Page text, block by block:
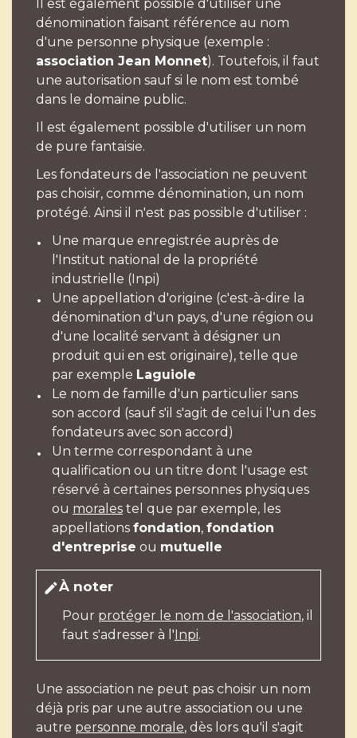
Il est également possible d'utiliser une
dénomination faisant référence au nom
d'une personne physique (exemple :
association Jean Monnet). Toutefois, il faut
une autorisation sauf si le nom est tombé
dans le domaine public.
Il est également possible d'utiliser un nom
de pure fantaisie.
Les fondateurs de l'association ne peuvent
pas choisir, comme dénomination, un nom
protégé. Ainsi il n'est pas possible d'utiliser :
Une marque enregistrée auprès de
l'Institut national de la propriété
industrielle (Inpi)
Une appellation d'origine (c'est-à-dire la
dénomination d'un pays, d'une région ou
d'une localité servant à désigner un
produit qui en est originaire), telle que
par exemple Laguiole
Le nom de famille d'un particulier sans
son accord (sauf s'il s'agit de celui l'un des
fondateurs avec son accord)
Un terme correspondant à une
qualification ou un titre dont l'usage est
réservé à certaines personnes physiques
ou morales tel que par exemple, les
appellations fondation, fondation
d'entreprise ou mutuelle
editÀ noter
Pour protéger le nom de l'association, il
faut s'adresser à l'Inpi.
Une association ne peut pas choisir un nom
déjà pris par une autre association ou une
autre personne morale, dès lors qu'il s'agit